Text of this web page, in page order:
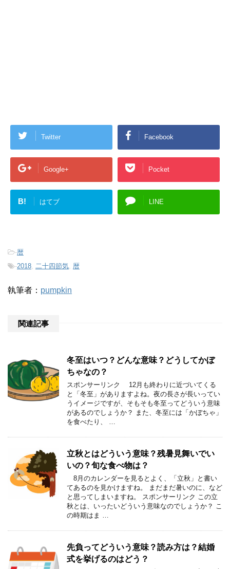
Twitter Facebook
Google+ Pocket
B! はてブ LINE
-暦
-2018 二十四節気 暦
執筆者： pumpkin
関連記事
冬至はいつ？どんな意味？どうしてかぼ
ちゃなの？
スポンサーリンク 12月も終わりに近づいてくる
と「冬至」がありますよね。夜の長さが長いってい
うイメージですが、そもそも冬至ってどういう意味
があるのでしょうか？ また、冬至には「かぼちゃ」
を食べたり、 …
立秋とはどういう意味？残暑見舞いでい
いの？旬な食べ物は？
8月のカレンダーを見るとよく、「立秋」と書い
てあるのを見かけますね。 まだまだ暑いのに、など
と思ってしまいますね。 スポンサーリンク この立
秋とは、いったいどういう意味なのでしょうか？ こ
の時期はま …
先負ってどういう意味？読み方は？結婚
式を挙げるのはどう？